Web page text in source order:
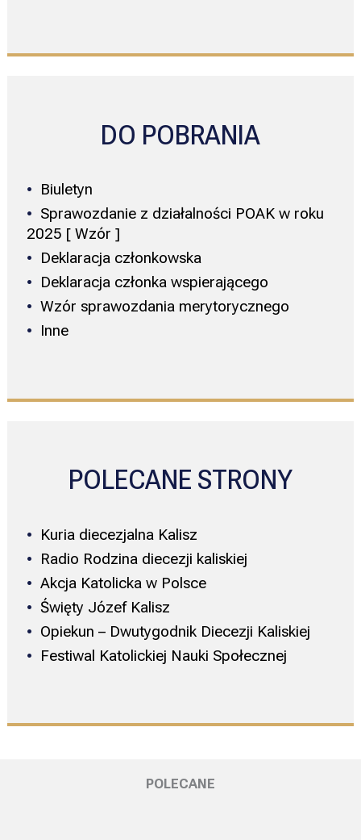
DO POBRANIA
Biuletyn
Sprawozdanie z działalności POAK w roku
2025 [ Wzór ]
Deklaracja członkowska
Deklaracja członka wspierającego
Wzór sprawozdania merytorycznego
Inne
POLECANE STRONY
Kuria diecezjalna Kalisz
Radio Rodzina diecezji kaliskiej
Akcja Katolicka w Polsce
Święty Józef Kalisz
Opiekun – Dwutygodnik Diecezji Kaliskiej
Festiwal Katolickiej Nauki Społecznej
POLECANE